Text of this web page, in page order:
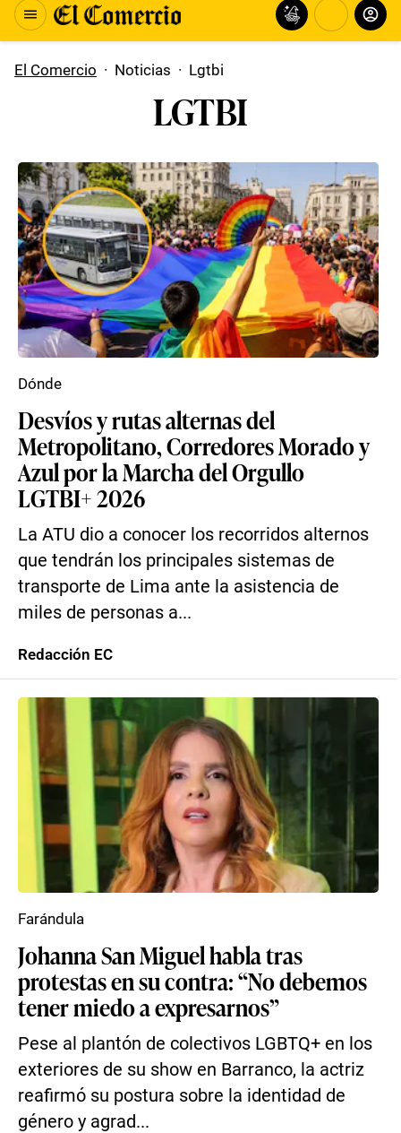
El Comercio · Noticias · Lgtbi
LGTBI
Desvíos y rutas alternas del
Metropolitano, Corredores Morado y
Azul por la Marcha del Orgullo
LGTBI+ 2026
La ATU dio a conocer los recorridos alternos
que tendrán los principales sistemas de
transporte de Lima ante la asistencia de
miles de personas a...
Dónde
Redacción EC
Johanna San Miguel habla tras
protestas en su contra: “No debemos
tener miedo a expresarnos”
Pese al plantón de colectivos LGBTQ+ en los
exteriores de su show en Barranco, la actriz
reafirmó su postura sobre la identidad de
género y agrad...
Farándula